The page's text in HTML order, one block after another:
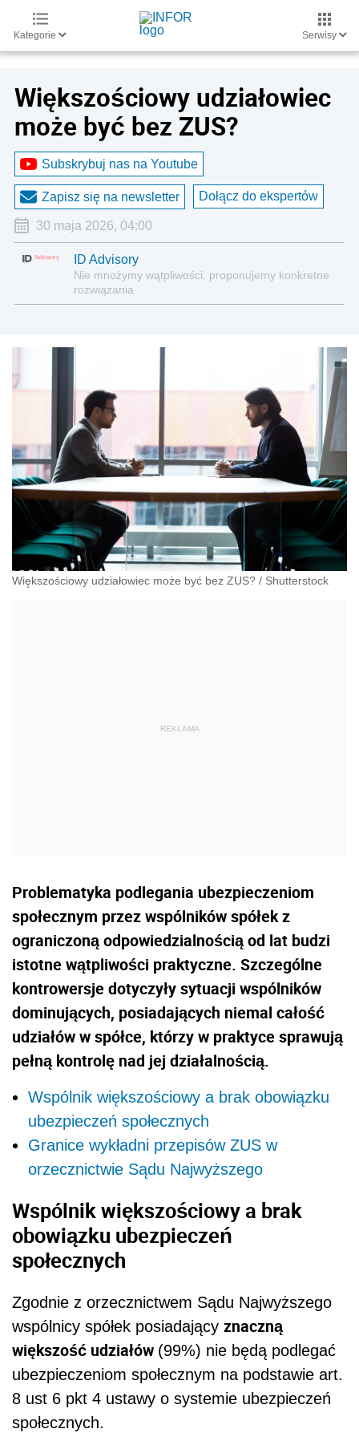
Kategorie Serwisy
Większościowy udziałowiec
może być bez ZUS?
Subskrybuj nas na Youtube
Zapisz się na newsletter Dołącz do ekspertów
30 maja 2026, 04:00
ID Advisory
Nie mnożymy wątpliwości, proponujemy konkretne
rozwiązania
Większościowy udziałowiec może być bez ZUS? / Shutterstock
Problematyka podlegania ubezpieczeniom
społecznym przez wspólników spółek z
ograniczoną odpowiedzialnością od lat budzi
istotne wątpliwości praktyczne. Szczególne
kontrowersje dotyczyły sytuacji wspólników
dominujących, posiadających niemal całość
udziałów w spółce, którzy w praktyce sprawują
pełną kontrolę nad jej działalnością.
Wspólnik większościowy a brak obowiązku
ubezpieczeń społecznych
Granice wykładni przepisów ZUS w
orzecznictwie Sądu Najwyższego
Wspólnik większościowy a brak
obowiązku ubezpieczeń
społecznych
Zgodnie z orzecznictwem Sądu Najwyższego
wspólnicy spółek posiadający znaczną
większość udziałów (99%) nie będą podlegać
ubezpieczeniom społecznym na podstawie art.
8 ust 6 pkt 4 ustawy o systemie ubezpieczeń
społecznych.